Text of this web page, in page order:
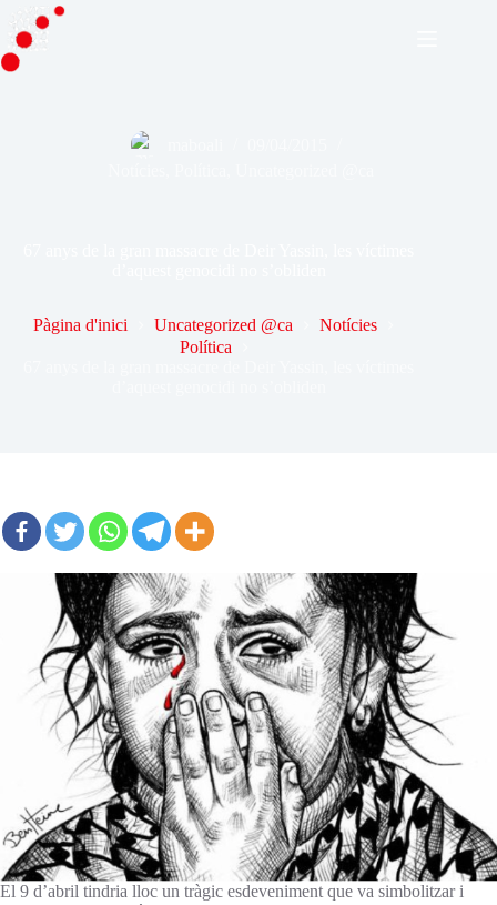
contingut
Pàgina d'inici Uncategorized @ca
Notícies
Política
El 9 d’abril tindria lloc un tràgic esdeveniment que va simbolitzar i